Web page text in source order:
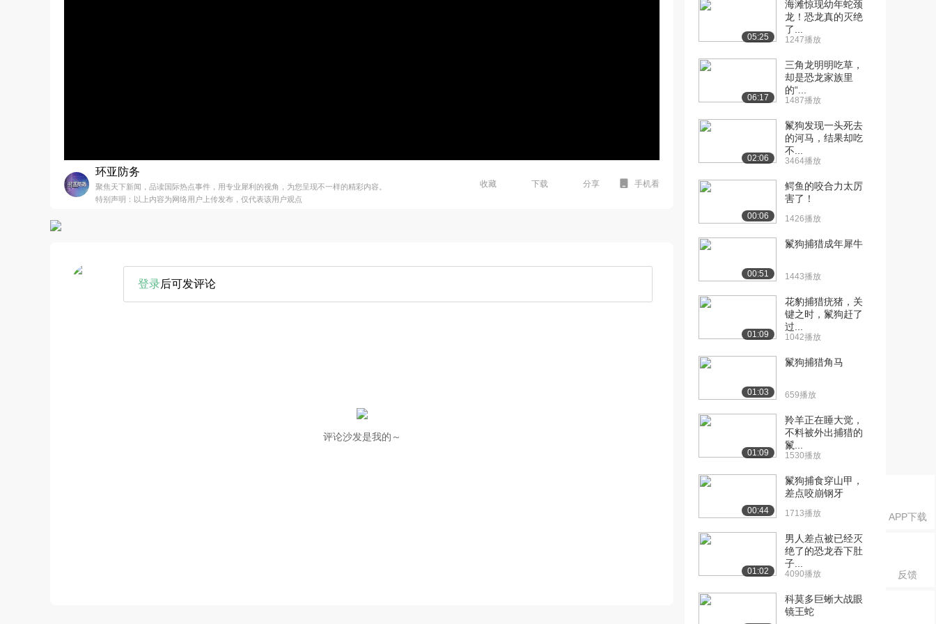
APP下载
反馈
环亚防务
聚焦天下新闻，品读国际热点事件，用专业犀利的视角，为您呈现不一样的精彩内容。
特别声明：以上内容为网络用户上传发布，仅代表该用户观点
收藏 下载 分享 手机看
登录后可发评论
评论沙发是我的～
05:25
海滩惊现幼年蛇颈
龙！恐龙真的灭绝
了...
1247播放
06:17
三角龙明明吃草，
却是恐龙家族里
的“...
1487播放
02:06
鬣狗发现一头死去
的河马，结果却吃
不...
3464播放
00:06
鳄鱼的咬合力太厉
害了！
1426播放
00:51
鬣狗捕猎成年犀牛
1443播放
01:09
花豹捕猎疣猪，关
键之时，鬣狗赶了
过...
1042播放
01:03
鬣狗捕猎角马
659播放
01:09
羚羊正在睡大觉，
不料被外出捕猎的
鬣...
1530播放
00:44
鬣狗捕食穿山甲，
差点咬崩钢牙
1713播放
01:02
男人差点被已经灭
绝了的恐龙吞下肚
子...
4090播放
科莫多巨蜥大战眼
镜王蛇